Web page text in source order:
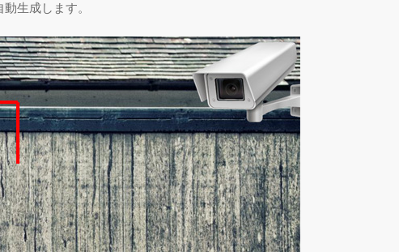
生成します。